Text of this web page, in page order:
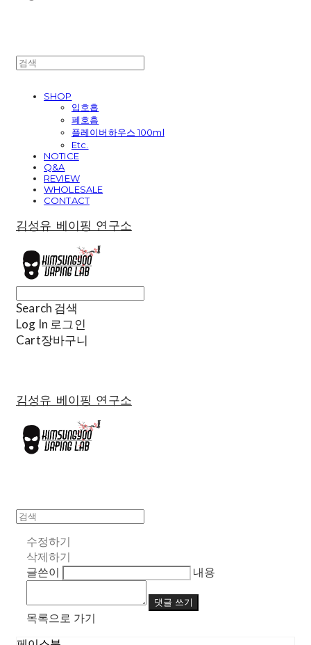
SHOP
입호흡
폐호흡
플레이버하우스 100ml
Etc.
NOTICE
Q&A
REVIEW
WHOLESALE
CONTACT
김성유 베이핑 연구소
Search 검색
Log In 로그인
Cart장바구니
김성유 베이핑 연구소
수정하기
삭제하기
글쓴이
내용
댓글 쓰기
목록으로 가기